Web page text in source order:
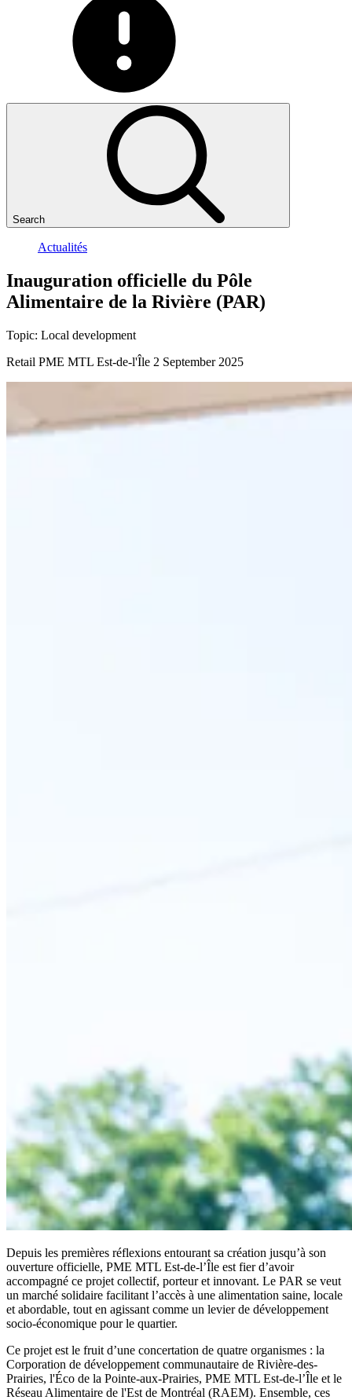
Search
Actualités
Inauguration officielle du Pôle
Alimentaire de la Rivière (PAR)
Topic: Local development
Retail PME MTL Est-de-l'Île 2 September 2025
Depuis les premières réflexions entourant sa création jusqu’à son
ouverture officielle, PME MTL Est-de-l’Île est fier d’avoir
accompagné ce projet collectif, porteur et innovant. Le PAR se veut
un marché solidaire facilitant l’accès à une alimentation saine, locale
et abordable, tout en agissant comme un levier de développement
socio-économique pour le quartier.
Ce projet est le fruit d’une concertation de quatre organismes : la
Corporation de développement communautaire de Rivière-des-
Prairies, l'Éco de la Pointe-aux-Prairies, PME MTL Est-de-l’Île et le
Réseau Alimentaire de l'Est de Montréal (RAEM). Ensemble, ces